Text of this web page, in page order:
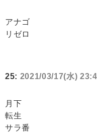
アナゴ
リゼロ
25: 2021/03/17(水)
月下
転生
サラ番